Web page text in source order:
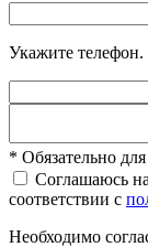
Укажите телефон.
* Обязательно
Соглашаюсь
соответствии с
Необходимо